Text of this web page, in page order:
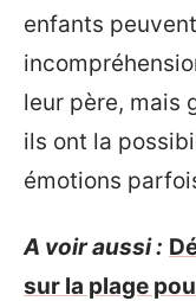
enfants
leur père, mais
ils ont la
émotions
A voir aussi :
sur la plage